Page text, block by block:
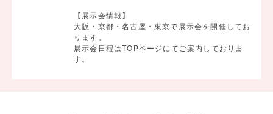
【展示会情報】
大阪・京都・名古屋・東京で展示会を開催してお
ります。
展示会日程はTOPページにてご案内しておりま
す。